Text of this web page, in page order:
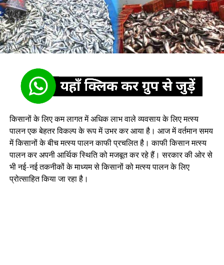
किसानों के लिए कम लागत में अधिक लाभ वाले व्यवसाय के लिए मत्स्य
पालन एक बेहतर विकल्प के रूप में उभर कर आया है। आज में वर्तमान समय
में किसानों के बीच मत्स्य पालन काफी प्रचलित है। काफी किसान मत्स्य
पालन कर अपनी आर्थिक स्थिति को मजबूत कर रहे हैं। सरकार की ओर से
भी नई-नई तकनीकों के माध्यम से किसानों को मत्स्य पालन के लिए
प्रोत्साहित किया जा रहा है।